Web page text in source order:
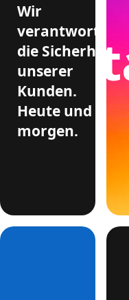
Wir
verantworten
die Sicherheit
unserer
Kunden.
Heute und
morgen.